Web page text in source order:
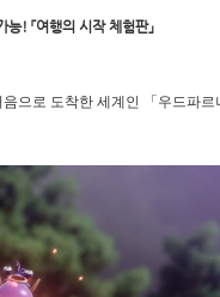
! 「여행의 시작 체험판」
으로 도착한 세계인 「우드파